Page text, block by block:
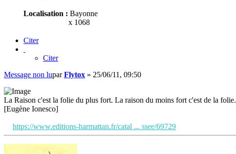
Localisation : Bayonne
x 1068
Citer
Citer
Message non luparFlytox » 25/06/11, 09:50
La Raison c'est la folie du plus fort. La raison du moins fort c'est de la folie.
[Eugène Ionesco]
https://www.editions-harmattan.fr/catal ... ssee/69729